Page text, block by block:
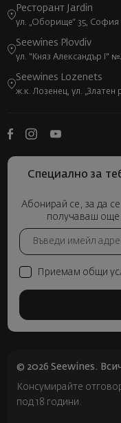
Ресторант Jardin
ул. „Оборище“ 35, София
Seewines Plovdiv
ул. "Княз Александър I"
Seewines Lozenets
ж.к. Лозенец, ул. „Златен
Специално за
Абонирай се, за да
получаваш още
Приемам общи
© 2026 Seewines.
Консумирайте
под 18 години.